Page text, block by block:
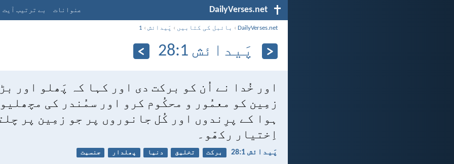
DailyVerses.net عنوانات بے ترتیب آیت
DailyVerses.net
› بائبل کی کتابیں › پَیدائش ›
1
پَیدائش 1:‏28
اور خُدا نے اُن کو برکت دی اور کہا کہ پَھلو اور
زمِین کو معمُور و محکُوم کرو اور سمُندر کی
ہوا کے پرِندوں اور کُل جانوروں پر جو زمِین پر
اِختیار رکھّو۔
پَیدائش 1:‏28 برکت تخلیق دنیا پھلدار جنسیت